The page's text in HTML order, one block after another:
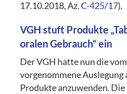
17.10.2018, Az.C-425/17).
VGH stuft Produkte
oralen Gebrauch“ ein
Der VGH hatte nun die
vorgenommene Auslegung
Produkte anzuwenden.